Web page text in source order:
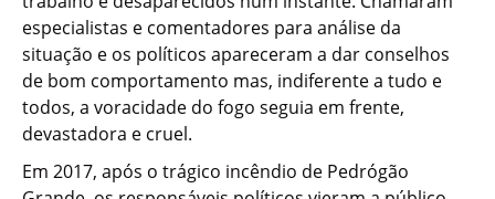
especialistas e comentadores para análise da
situação e os políticos apareceram a dar conselhos
de bom comportamento mas, indiferente a tudo e
todos, a voracidade do fogo seguia em frente,
devastadora e cruel.
Em 2017, após o trágico incêndio de Pedrógão